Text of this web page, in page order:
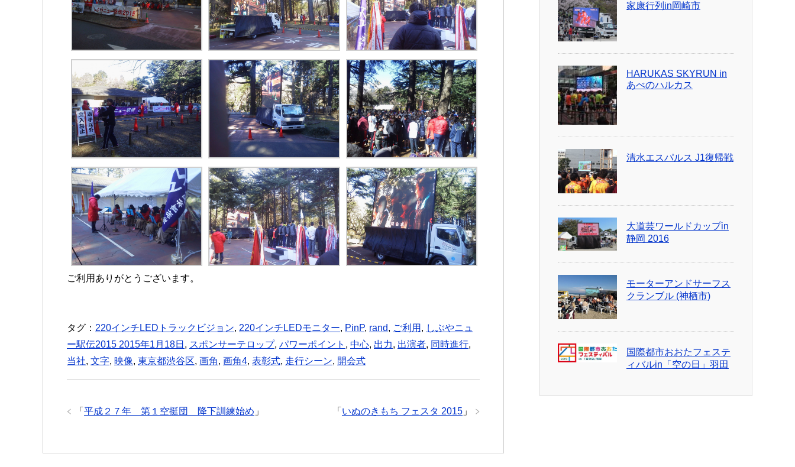
ご利用ありがとうございます。
タグ： 220インチLEDトラックビジョン, 220インチLEDモニター, PinP, rand, ご利用 , しぶやニュ
ー駅伝2015 2015年1月18日 , スポンサーテロップ, パワーポイント , 中心, 出力, 出演者, 同時進行,
当社, 文字, 映像, 東京都渋谷区, 画角, 画角4, 表彰式, 走行シーン, 開会式
「 いぬのきもち フェスタ 2015 」
「 平成２７年 第１空挺団 降下訓練始め 」
家康行列in岡崎市
HARUKAS SKYRUN in
あべのハルカス
清水エスパルス J1復帰戦
大道芸ワールドカップin
静岡 2016
モーターアンドサーフス
クランブル (神栖市)
国際都市おおたフェステ
ィバルin「空の日」羽田